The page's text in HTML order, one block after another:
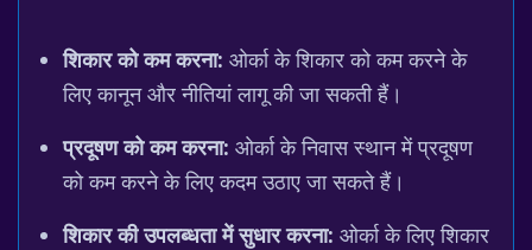
शिकार को कम करना: ओर्का के शिकार को कम करने के
लिए कानून और नीतियां लागू की जा सकती हैं।
प्रदूषण को कम करना: ओर्का के निवास स्थान में प्रदूषण
को कम करने के लिए कदम उठाए जा सकते हैं।
शिकार की उपलब्धता में सुधार करना: ओर्का के लिए शिकार